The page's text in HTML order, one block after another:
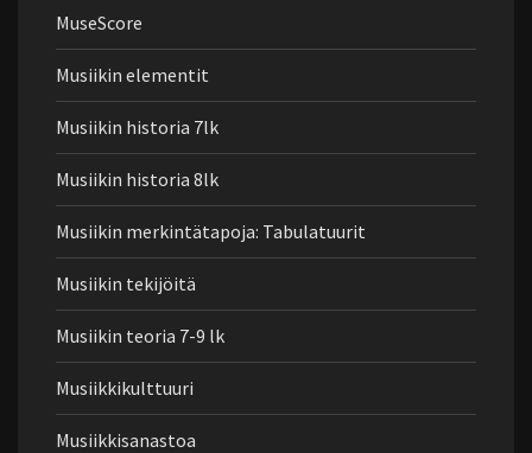
MuseScore
Musiikin elementit
Musiikin historia 7lk
Musiikin historia 8lk
Musiikin merkintätapoja: Tabulatuurit
Musiikin tekijöitä
Musiikin teoria 7-9 lk
Musiikkikulttuuri
Musiikkisanastoa